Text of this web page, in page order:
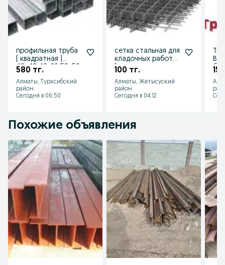
профильная труба
( квадратная )
40х40 40х20 50х50
100х100
580 тг.
Алматы, Турксибский
район
Сегодня в 06:50
сетка стальная для
кладочных работ
(арматурная ,
100 тг.
Алматы, Жетысуский
район
Сегодня в 04:12
Похожие объявления